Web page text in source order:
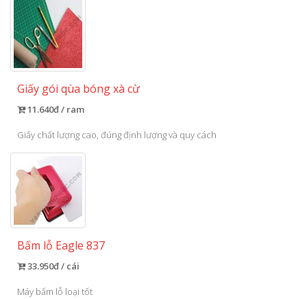
Giấy gói qùa bóng xà cừ
11.640đ / ram
Giấy chất lượng cao, đúng định lượng và quy cách
Bấm lỗ Eagle 837
33.950đ / cái
Máy bấm lỗ loại tốt